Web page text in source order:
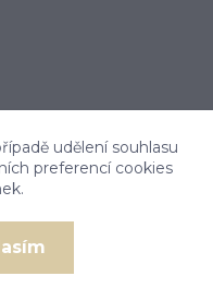
perly je
udělení souhlasu
preferencí cookies